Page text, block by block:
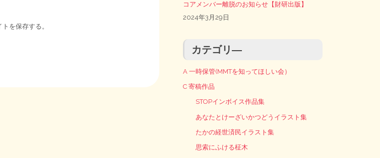
を保存する。
コアメンバー離脱のお知らせ【財研出版】
2024年3月29日
カテゴリ―
A 一時保管(MMTを知ってほしい会）
C 寄稿作品
STOPインボイス作品集
あなたとけーざいかつどうイラスト集
たかの経世済民イラスト集
思索にふける柾木